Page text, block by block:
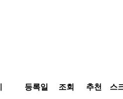
등록일 조회 추천 스